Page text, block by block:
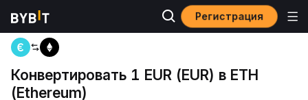
Регистрация
Главная
Конвертировать 1 EUR (EUR) в ETH
(Ethereum)